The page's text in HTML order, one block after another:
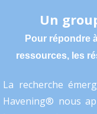
Un
Pour répondre
ressources, les
La recherche
Havening® nous